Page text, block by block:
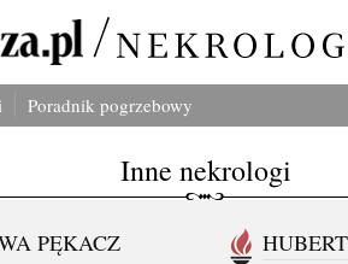
Poradnik pogrzebowy
Inne nekrologi
PĘKACZ